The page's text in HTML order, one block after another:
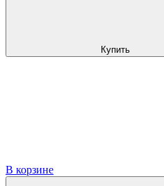
Купить
В корзине